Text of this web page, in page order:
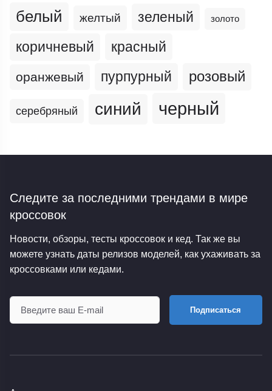
белый желтый зеленый золото
коричневый красный
оранжевый пурпурный розовый
серебряный синий черный
Следите за последними трендами в мире
кроссовок
Новости, обзоры, тесты кроссовок и кед. Так же вы
можете узнать даты релизов моделей, как ухаживать за
кроссовками или кедами.
Подписаться